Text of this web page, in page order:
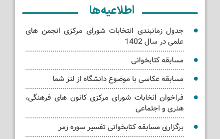
اطلاعیه‌ها
جدول زمانبندی انتخابات شورای مرکزی انجمن های
علمی در سال 1402
مسابقه کتابخوانی
مسابقه عکاسی با موضوع دانشگاه از لنز شما
فراخوان انخابات شورای مرکزی کانون های فرهنگی،
هنری و اجتماعی
برگزاری مسابقه کتابخوانی تفسیر سوره زمر